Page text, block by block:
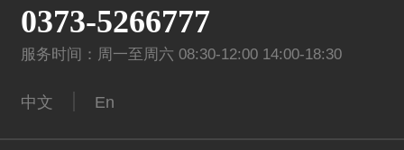
0373-5266777
服务时间：周一至周六 08:30-12:00 14:00-18:30
中文 En